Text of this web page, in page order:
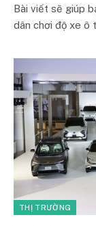
Bài viết sẽ giúp
dân chơi độ xe ô
THỊ TRƯỜNG